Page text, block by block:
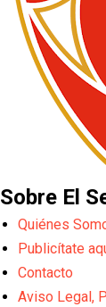
Sobre El
Quiénes
Publicítate
Contacto
Aviso Legal,